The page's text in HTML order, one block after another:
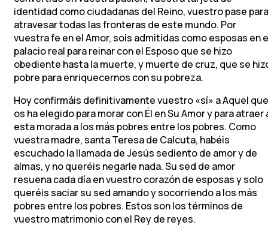
identidad como ciudadanas del Reino, vuestro pase para
atravesar todas las fronteras de este mundo. Por
vuestra fe en el Amor, sois admitidas como esposas en
palacio real para reinar con el Esposo que se hizo
obediente hasta la muerte, y muerte de cruz, que se
pobre para enriquecernos con su pobreza.
Hoy confirmáis definitivamente vuestro «sí» a Aquel que
os ha elegido para morar con Él en Su Amor y para atraer
esta morada a los más pobres entre los pobres. Como
vuestra madre, santa Teresa de Calcuta, habéis
escuchado la llamada de Jesús sediento de amor y de
almas, y no queréis negarle nada. Su sed de amor
resuena cada día en vuestro corazón de esposas y solo
queréis saciar su sed amando y socorriendo a los más
pobres entre los pobres. Estos son los términos de
vuestro matrimonio con el Rey de reyes.